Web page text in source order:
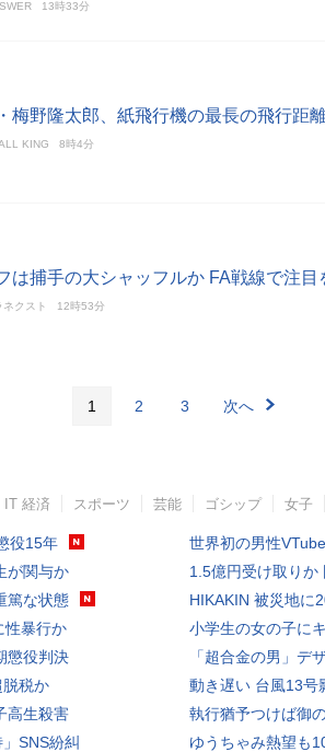
13時33分
梅野隆太郎、紙飛行機の最長の飛行距
KING 8時4分
は捕手の大シャッフルか FA戦線で注目
ネクスト 12時53分
1 2 3 次へ
IT 経済 スポーツ 芸能 ゴシップ 女子
役15年
が関与か
篤な状態
性暴行か
懲役判決
税か
高生殺害
SNS紛糾
世界初の男性
1.5億円受け取りか
HIKAKIN 被災地に
小学生の女の子に
「超合金の男」デ
動き遅い 台風13号
執行猶予つけば御
ゆうちゃみ熱望も